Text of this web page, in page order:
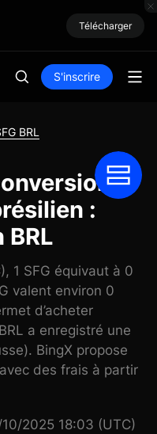
Télécharger
S'inscrire
BRL
:
BRL
1 SFG équivaut à 0
valent environ 0
d’acheter
a enregistré une
BingX propose
des frais à partir
2025 18:03 (UTC)